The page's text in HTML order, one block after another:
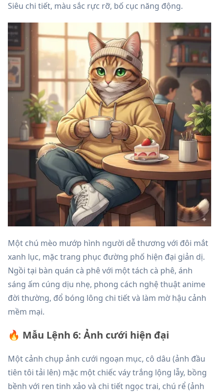
Siêu chi tiết, màu sắc rực rỡ, bố cục năng động.
Một chú mèo mướp hình người dễ thương với đôi mắt
xanh lục, mặc trang phục đường phố hiện đại giản dị.
Ngồi tại bàn quán cà phê với một tách cà phê, ánh
sáng ấm cúng dịu nhẹ, phong cách nghệ thuật anime
đời thường, đổ bóng lông chi tiết và làm mờ hậu cảnh
mềm mại.
🔥 Mẫu Lệnh 6: Ảnh cưới hiện đại
Một cảnh chụp ảnh cưới ngoạn mục, cô dâu (ảnh đầu
tiên tôi tải lên) mặc một chiếc váy trắng lộng lẫy, bồng
bềnh với ren tinh xảo và chi tiết ngọc trai, chú rể (ảnh